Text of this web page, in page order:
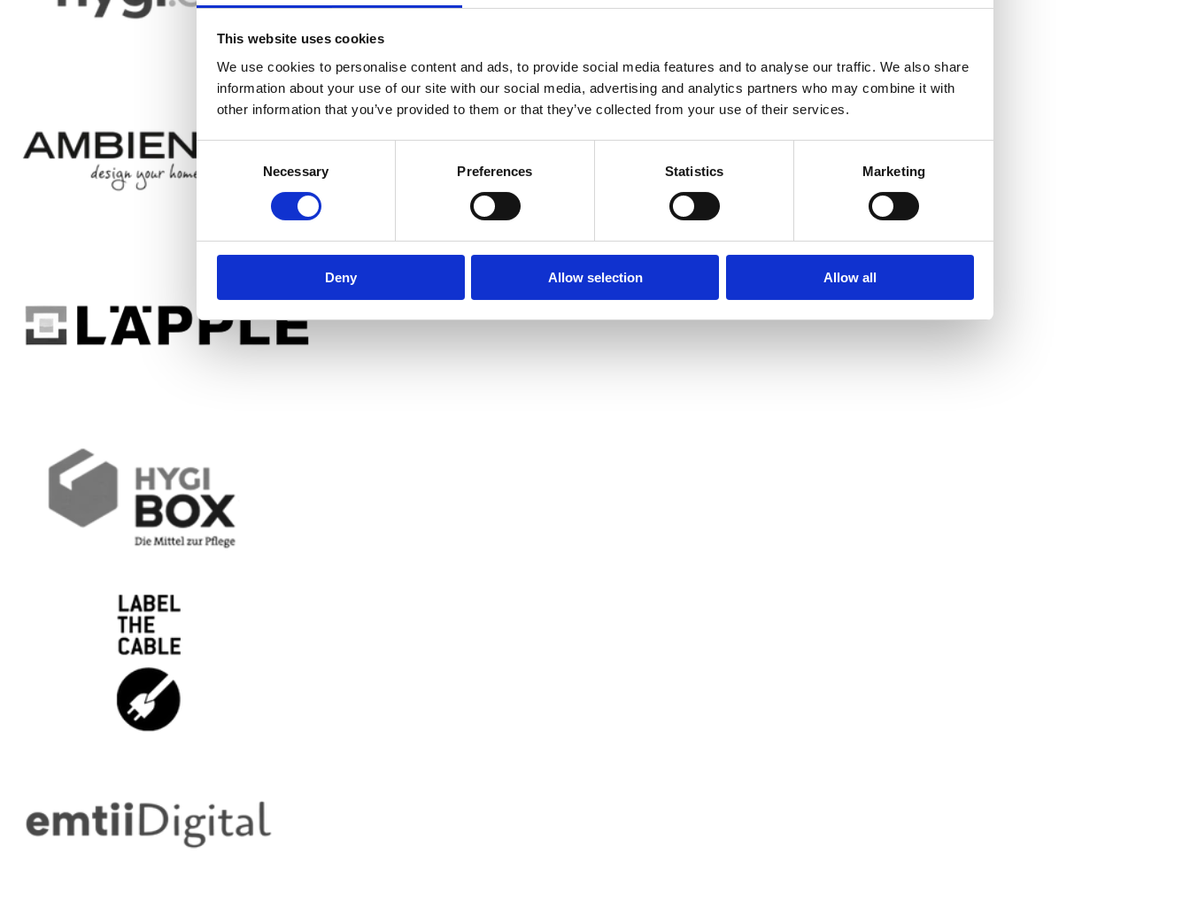
This website uses cookies
We use cookies to personalise content and ads, to provide social media features and to analyse our traffic. We also share
information about your use of our site with our social media, advertising and analytics partners who may combine it with
other information that you’ve provided to them or that they’ve collected from your use of their services.
Selection
Necessary Preferences Statistics Marketing
Deny Allow selection Allow all